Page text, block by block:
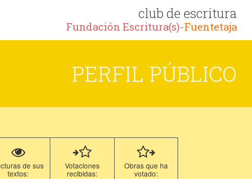
club de escritura
Fundación Escritura(s)-Fuentetaja
PERFIL PÚBLICO
de sus
textos:
Votaciones
recibidas:
Obras que ha
votado: